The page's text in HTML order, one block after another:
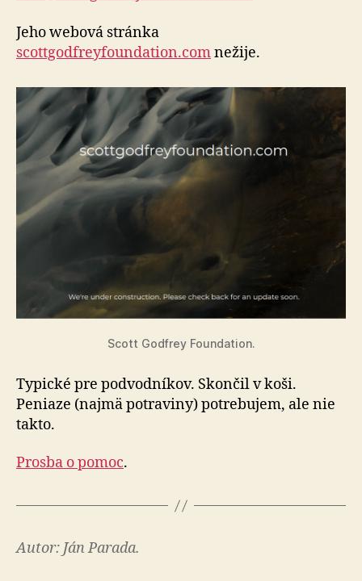
Jeho webová stránka
scottgodfreyfoundation.comnežije.
Scott Godfrey Foundation.
Typické pre podvodníkov. Skončil v koši.
Peniaze (najmä potraviny) potrebujem, ale nie
takto.
Prosba o pomoc.
Autor: Ján Parada.